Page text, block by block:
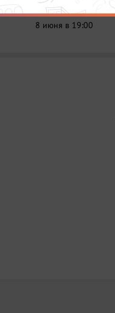
Дата
8 июня в 19:00